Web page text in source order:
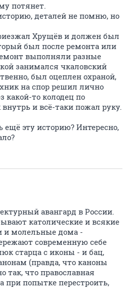
потянет.
деталей не помню, но
Хрущёв и должен был
был после ремонта или
выполняли разные
занимался чкаловский
был оцеплен охраной,
на спор решил лично
какой-то колодец по
и всё-таки пожал руку.
эту историю? Интересно,
авангард в России.
католические и всякие
и молельные дома -
современную себе
старца с иконы - и бац,
(правда, что каноны
так, что православная
при попытке перестроить,